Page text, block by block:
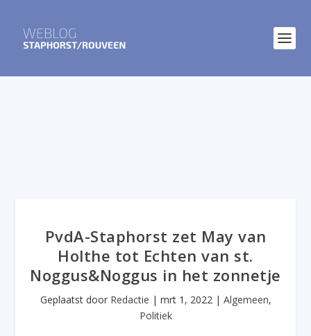
PvdA-Staphorst zet May van
Holthe tot Echten van st.
Noggus&Noggus in het zonnetje
Geplaatst door Redactie | mrt 1, 2022| Algemeen,
Politiek